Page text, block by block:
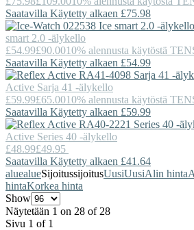
Saatavilla Käytetty alkaen £75.98
smart 2.0 -älykello
£54.99£90.0010% alennusta käytöstä
Saatavilla Käytetty alkaen £54.99
Active Sarja 41 -älykello
£59.99£65.0010% alennusta käytöstä
Saatavilla Käytetty alkaen £59.99
Active Series 40 -älykello
£48.99£49.95
Saatavilla Käytetty alkaen £41.64
aluealueSijoitussijoitusUusiUusiAlin hinta
hintaKorkea hinta
Show
Näytetään 1 on 28 of 28
Sivu 1 of 1